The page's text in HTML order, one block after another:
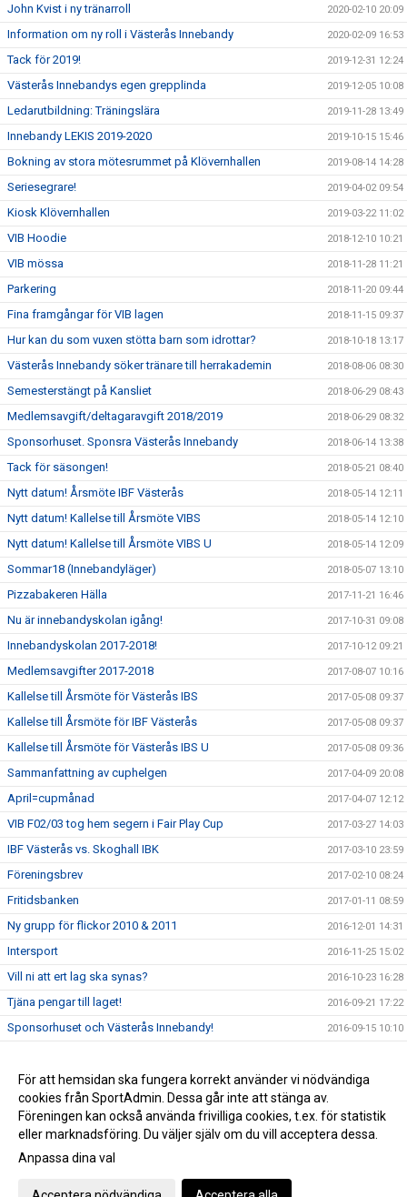
John Kvist i ny tränarroll 2020-02-10 20:09
Information om ny roll i Västerås Innebandy 2020-02-09 16:53
Tack för 2019! 2019-12-31 12:24
Västerås Innebandys egen grepplinda 2019-12-05 10:08
Ledarutbildning: Träningslära 2019-11-28 13:49
Innebandy LEKIS 2019-2020 2019-10-15 15:46
Bokning av stora mötesrummet på Klövernhallen 2019-08-14 14:28
Seriesegrare! 2019-04-02 09:54
Kiosk Klövernhallen 2019-03-22 11:02
VIB Hoodie 2018-12-10 10:21
VIB mössa 2018-11-28 11:21
Parkering 2018-11-20 09:44
Fina framgångar för VIB lagen 2018-11-15 09:37
Hur kan du som vuxen stötta barn som idrottar? 2018-10-18 13:17
Västerås Innebandy söker tränare till herrakademin 2018-08-06 08:30
Semesterstängt på Kansliet 2018-06-29 08:43
Medlemsavgift/deltagaravgift 2018/2019 2018-06-29 08:32
Sponsorhuset. Sponsra Västerås Innebandy 2018-06-14 13:38
Tack för säsongen! 2018-05-21 08:40
Nytt datum! Årsmöte IBF Västerås 2018-05-14 12:11
Nytt datum! Kallelse till Årsmöte VIBS 2018-05-14 12:10
Nytt datum! Kallelse till Årsmöte VIBS U 2018-05-14 12:09
Sommar18 (Innebandyläger) 2018-05-07 13:10
Pizzabakeren Hälla 2017-11-21 16:46
Nu är innebandyskolan igång! 2017-10-31 09:08
Innebandyskolan 2017-2018! 2017-10-12 09:21
Medlemsavgifter 2017-2018 2017-08-07 10:16
Kallelse till Årsmöte för Västerås IBS 2017-05-08 09:37
Kallelse till Årsmöte för IBF Västerås 2017-05-08 09:37
Kallelse till Årsmöte för Västerås IBS U 2017-05-08 09:36
Sammanfattning av cuphelgen 2017-04-09 20:08
April=cupmånad 2017-04-07 12:12
VIB F02/03 tog hem segern i Fair Play Cup 2017-03-27 14:03
IBF Västerås vs. Skoghall IBK 2017-03-10 23:59
Föreningsbrev 2017-02-10 08:24
Fritidsbanken 2017-01-11 08:59
Ny grupp för flickor 2010 & 2011 2016-12-01 14:31
Intersport 2016-11-25 15:02
Vill ni att ert lag ska synas? 2016-10-23 16:28
Tjäna pengar till laget! 2016-09-21 17:22
Sponsorhuset och Västerås Innebandy! 2016-09-15 10:10
Låt ditt företag synas med Västerås Innebandy 2016-09-01 08:40
Välkommen! 2015-08-18 12:38
Gå till Webbversion
För att hemsidan ska fungera korrekt använder vi nödvändiga
cookies från SportAdmin. Dessa går inte att stänga av.
Föreningen kan också använda frivilliga cookies, t.ex. för statistik
eller marknadsföring. Du väljer själv om du vill acceptera dessa.
Anpassa dina val